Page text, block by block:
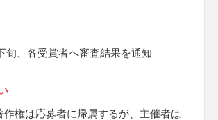
旬、各受賞者へ審査結果を通知
作権は応募者に帰属するが、主催者は